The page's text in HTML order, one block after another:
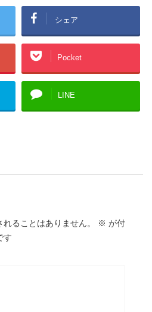
シェア
Pocket
LINE
ることはありません。 ※ が付
す